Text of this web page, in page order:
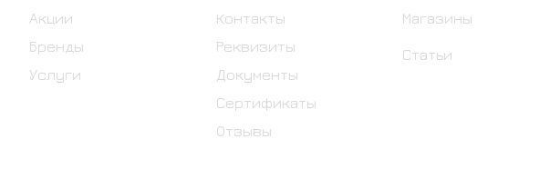
Акции
Бренды
Услуги
Контакты
Реквизиты
Документы
Сертификаты
Отзывы
Магазины
Статьи